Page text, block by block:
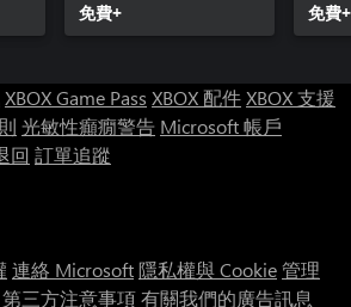
免費+
免費+
XBOX Game Pass XBOX 配件XBOX 支援
光敏性癲癇警告 Microsoft 帳戶
回 訂單追蹤
連絡 Microsoft隱私權與 Cookie管理
第三方注意事項有關我們的廣告訊息